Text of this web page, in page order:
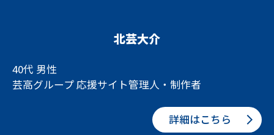
北芸大介
40代 男性
芸高グループ 応援サイト管理人・制作者
詳細はこちら